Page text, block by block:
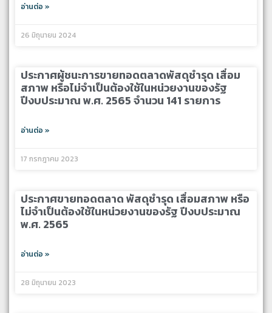
อ่านต่อ »
26 มิถุนายน 2024
ประกาศผู้ชนะการขายทอดตลาดพัสดุชำรุด เสื่อม
สภาพ หรือไม่จำเป็นต้องใช้ในหน่วยงานของรัฐ
ปีงบประมาณ พ.ศ. 2565 จำนวน 141 รายการ
อ่านต่อ »
17 กรกฎาคม 2023
ประกาศขายทอดตลาด พัสดุชำรุด เสื่อมสภาพ หรือ
ไม่จำเป็นต้องใช้ในหน่วยงานของรัฐ ปีงบประมาณ
พ.ศ. 2565
อ่านต่อ »
28 มิถุนายน 2023